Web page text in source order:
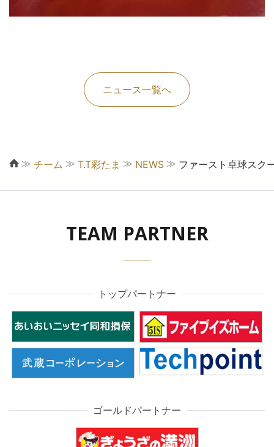
ニュース一覧へ
≫ チーム ≫ T.T彩たま ≫ NEWS ≫ ファースト卓球スク
TEAM PARTNER
トップパートナー
ゴールドパートナー